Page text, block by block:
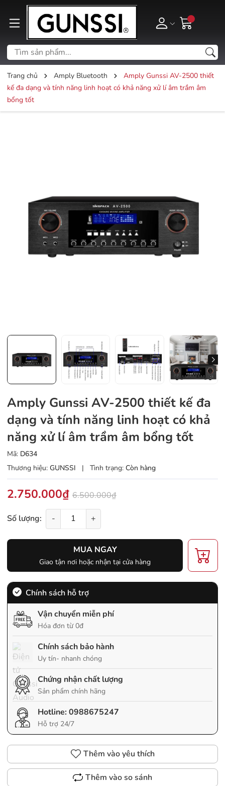
Trang chủ Amply Bluetooth
Amply Gunssi AV-2500 thiết
kế đa dạng và tính năng linh hoạt có khả năng xử lí âm trầm âm
bổng tốt
Amply Gunssi AV-2500 thiết kế đa
dạng và tính năng linh hoạt có khả
năng xử lí âm trầm âm bổng tốt
Mã: D634
Thương hiệu: GUNSSI | Tình trạng: Còn hàng
2.750.000₫ 6.500.000₫
Số lượng: - +
MUA NGAY
Giao tận nơi hoặc nhận tại cửa hàng
Chính sách hỗ trợ
Vận chuyển miễn phí
Hóa đơn từ 0đ
Chính sách bảo hành
Uy tín- nhanh chóng
Chứng nhận chất lượng
Sản phẩm chính hãng
Hotline:0988675247
Hỗ trợ 24/7
Thêm vào yêu thích
Thêm vào so sánh